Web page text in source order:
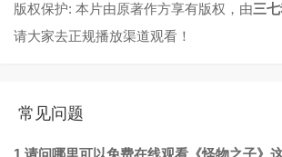
版权保护: 本片由原著作方享有版权，由三
请大家去正规播放渠道观看！
常见问题
1.请问哪里可以免费在线观看《怪物之子》